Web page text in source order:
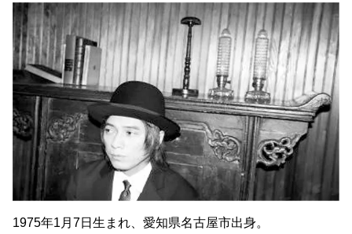
1975年1月7日生まれ、愛知県名古屋市出身。